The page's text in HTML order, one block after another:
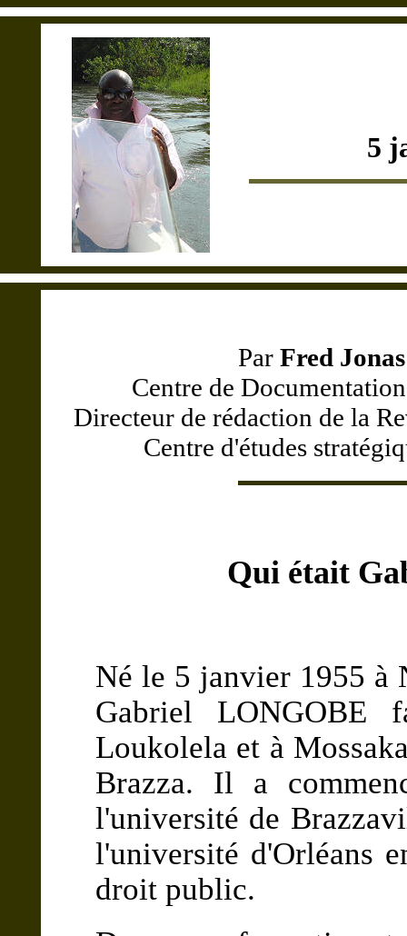
5
Par Fred
Centre de
Directeur de rédaction de la
Centre d'études
Qui était
Né le 5 janvier 1955 à
Gabriel LONGOBE
Loukolela et à
Brazza. Il a
l'université de
l'université d'Orléans
droit public.